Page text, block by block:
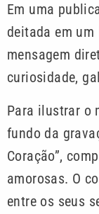
Em uma
deitada em
mensagem
curiosidade,
Para ilustrar o
fundo da
Coração”,
amorosas. O
entre os seus